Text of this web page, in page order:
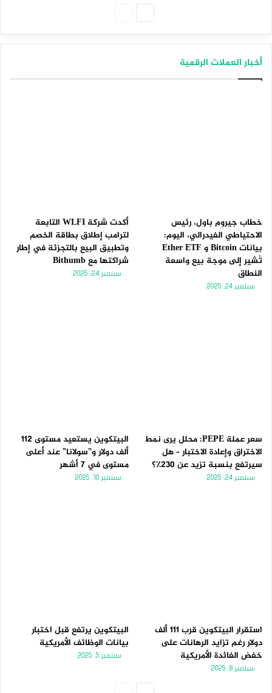
أخبار العملات الرقمية
خطاب جيروم باول، رئيس
الاحتياطي الفيدرالي، اليوم:
بيانات Bitcoin و Ether ETF
تُشير إلى موجة بيع واسعة
النطاق
سبتمبر 24, 2025
أكدت شركة WLFI التابعة
لترامب إطلاق بطاقة الخصم
وتطبيق البيع بالتجزئة في إطار
شراكتها مع Bithumb
سبتمبر 24, 2025
سعر عملة PEPE: محلل يرى نمط
الاختراق وإعادة الاختبار – هل
سيرتفع بنسبة تزيد عن 230٪؟
سبتمبر 24, 2025
البيتكوين يستعيد مستوى 112
ألف دولار و”سولانا” عند أعلى
مستوى في 7 أشهر
سبتمبر 10, 2025
استقرار البيتكوين قرب 111 ألف
دولار رغم تزايد الرهانات على
خفض الفائدة الأمريكية
سبتمبر 8, 2025
البيتكوين يرتفع قبل اختبار
بيانات الوظائف الأمريكية
سبتمبر 5, 2025